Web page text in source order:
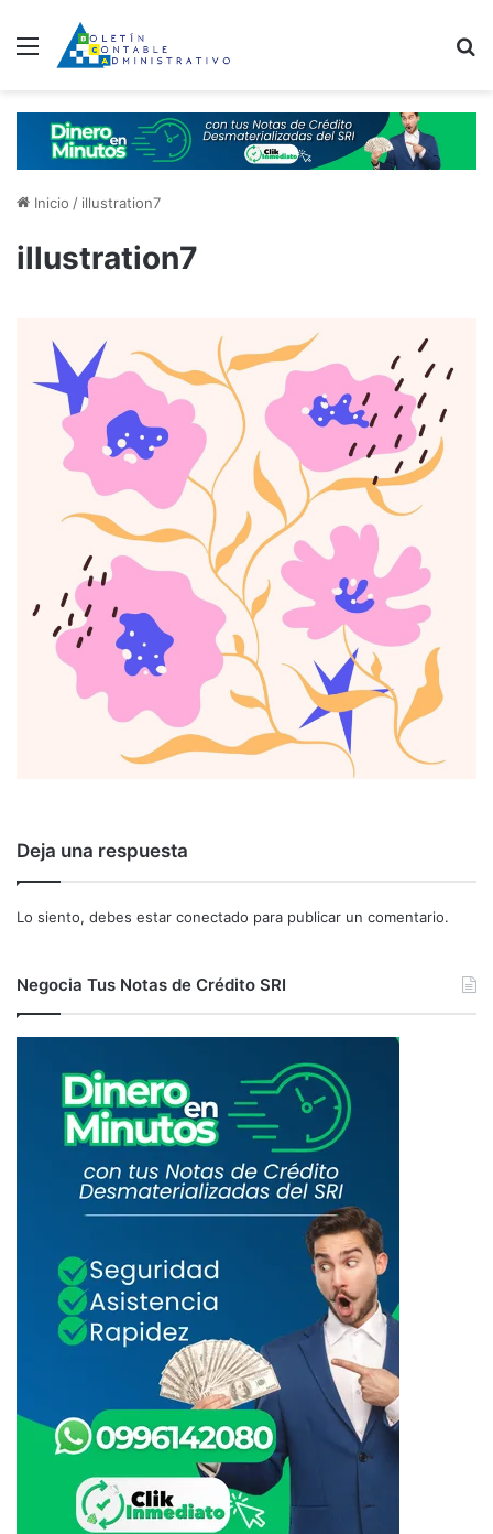
Menú
Inicio / illustration7
illustration7
Deja una respuesta
Lo siento, debes estar conectado para publicar un comentario.
Negocia Tus Notas de Crédito SRI